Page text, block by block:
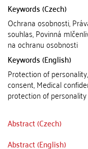
Keywords (Czech)
Ochrana osobnosti,
souhlas, Povinná
na ochranu osobnosti
Keywords (English)
Protection of
consent, Medical
protection of personality
Abstract (Czech)
Abstract (English)